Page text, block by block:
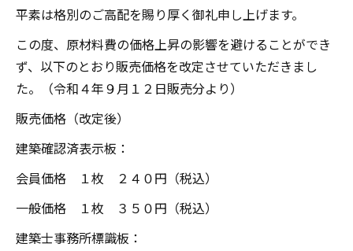
平素は格別のご高配を賜り厚く御礼申し上げます。
この度、原材料費の価格上昇の影響を避けることができ
ず、以下のとおり販売価格を改定させていただきまし
た。（令和４年９月１２日販売分より）
販売価格（改定後）
建築確認済表示板：
会員価格 １枚 ２４０円（税込）
一般価格 １枚 ３５０円（税込）
建築士事務所標識板：